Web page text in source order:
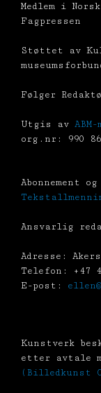
Medlem i
Fagpressen
Støttet av
Følger
Utgis av
org.nr: 990
Abonnement
Ansvarlig
Adresse:
Telefon: +47
E-post:
Kunstverk
etter avtale
(Billedkunst